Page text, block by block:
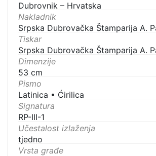
Dubrovnik – Hrvatska
Nakladnik
Srpska Dubrovačka Štamparija A.
Tiskar
Srpska Dubrovačka Štamparija A.
Dimenzije
53 cm
Pismo
Latinica • Ćirilica
Signatura
RP-III-1
Učestalost izlaženja
tjedno
Vrsta građe